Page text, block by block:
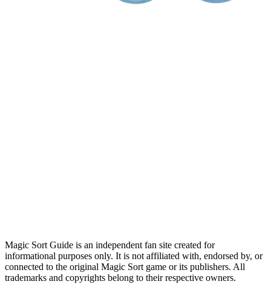
Magic Sort Guide is an independent fan site created for
informational purposes only. It is not affiliated with, endorsed by, or
connected to the original Magic Sort game or its publishers. All
trademarks and copyrights belong to their respective owners.